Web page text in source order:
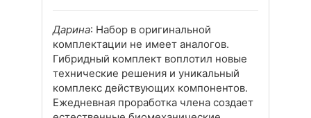
Дарина: Набор в оригинальной
комплектации не имеет аналогов.
Гибридный комплект воплотил новые
технические решения и уникальный
комплекс действующих компонентов.
Ежедневная проработка члена создает